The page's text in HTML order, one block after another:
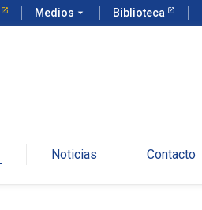
Medios arrow_drop_down Biblioteca
Noticias Contacto